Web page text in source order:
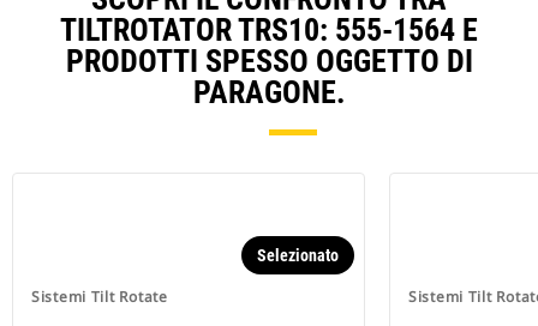
TILTROTATOR TRS10: 555-1564 E
PRODOTTI SPESSO OGGETTO DI
PARAGONE.
Sistemi Tilt Rotate
Selezionato
Sistemi Tilt